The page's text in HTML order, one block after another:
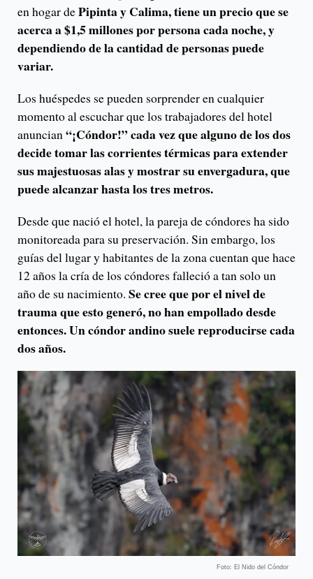
en hogar dePipinta y Calima, tiene un precio que se
acerca a $1,5 millones por persona cada noche, y
dependiendo de la cantidad de personas puede
variar.
Los huéspedes se pueden sorprender en cualquier
momento al escuchar que los trabajadores del hotel
anuncian “¡Cóndor!” cada vez que alguno de los dos
decide tomar las corrientes térmicas para extender
sus majestuosas alas y mostrar su envergadura, que
puede alcanzar hasta los tres metros.
Desde que nació el hotel, la pareja de cóndores ha sido
monitoreada para su preservación. Sin embargo, los
guías del lugar y habitantes de la zona cuentan que hace
12 años la cría de los cóndores falleció a tan solo un
año de su nacimiento. Se cree que por el nivel de
trauma que esto generó, no han empollado desde
entonces. Un cóndor andino suele reproducirse cada
dos años.
Foto: El Nido del Cóndor